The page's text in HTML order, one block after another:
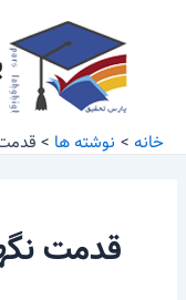
خانه نوشته ها
قدمت